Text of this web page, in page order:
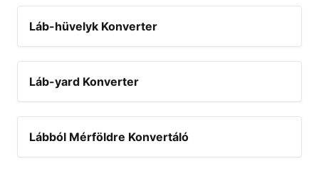
Láb-hüvelyk Konverter
Láb-yard Konverter
Lábból Mérföldre Konvertáló